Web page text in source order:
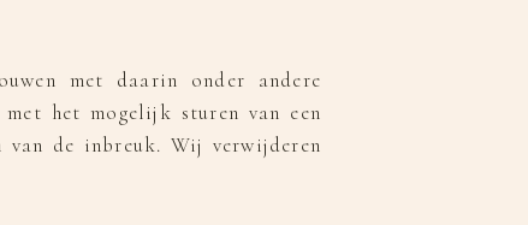
met daarin onder andere
met het mogelijk sturen van een
de inbreuk. Wij verwijderen